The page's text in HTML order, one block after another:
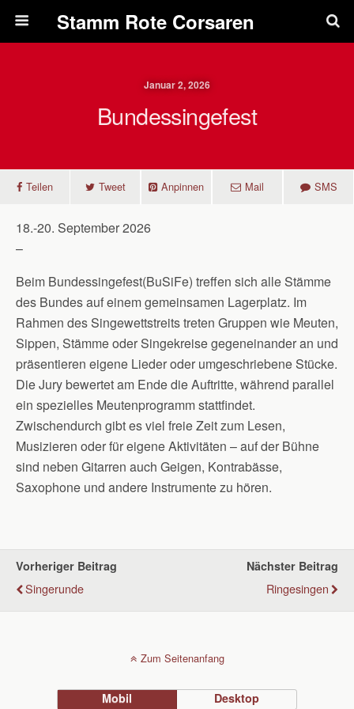
Januar 2, 2026
Bundessingefest
Teilen Tweet Anpinnen Mail SMS
18.-20. September 2026
–
Beim Bundessingefest(BuSiFe) treffen sich alle Stämme
des Bundes auf einem gemeinsamen Lagerplatz. Im
Rahmen des Singewettstreits treten Gruppen wie Meuten,
Sippen, Stämme oder Singekreise gegeneinander an und
präsentieren eigene Lieder oder umgeschriebene Stücke.
Die Jury bewertet am Ende die Auftritte, während parallel
ein spezielles Meutenprogramm stattfindet.
Zwischendurch gibt es viel freie Zeit zum Lesen,
Musizieren oder für eigene Aktivitäten – auf der Bühne
sind neben Gitarren auch Geigen, Kontrabässe,
Saxophone und andere Instrumente zu hören.
Vorheriger Beitrag
Singerunde
Nächster Beitrag
Ringesingen
Zum Seitenanfang
Mobil Desktop